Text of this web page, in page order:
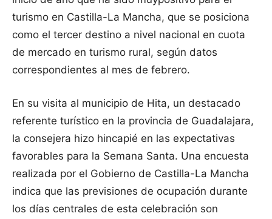
turismo en Castilla-La Mancha, que se posiciona
como el tercer destino a nivel nacional en cuota
de mercado en turismo rural, según datos
correspondientes al mes de febrero.
En su visita al municipio de Hita, un destacado
referente turístico en la provincia de Guadalajara,
la consejera hizo hincapié en las expectativas
favorables para la Semana Santa. Una encuesta
realizada por el Gobierno de Castilla-La Mancha
indica que las previsiones de ocupación durante
los días centrales de esta celebración son